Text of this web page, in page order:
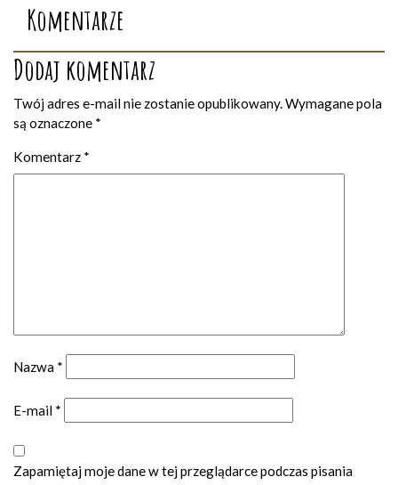
Komentarze
Dodaj komentarz
Twój adres e-mail nie zostanie opublikowany.Wymagane pola
są oznaczone *
Komentarz *
Nazwa *
E-mail *
Zapamiętaj moje dane w tej przeglądarce podczas pisania